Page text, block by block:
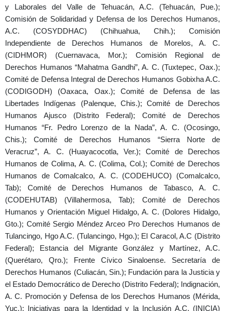
y Laborales del Valle de Tehuacán, A.C. (Tehuacán, Pue.);
Comisión de Solidaridad y Defensa de los Derechos Humanos,
A.C. (COSYDDHAC) (Chihuahua, Chih.); Comisión
Independiente de Derechos Humanos de Morelos, A. C.
(CIDHMOR) (Cuernavaca, Mor.); Comisión Regional de
Derechos Humanos “Mahatma Gandhi”, A. C. (Tuxtepec, Oax.);
Comité de Defensa Integral de Derechos Humanos Gobixha A.C.
(CODIGODH) (Oaxaca, Oax.); Comité de Defensa de las
Libertades Indígenas (Palenque, Chis.); Comité de Derechos
Humanos Ajusco (Distrito Federal); Comité de Derechos
Humanos “Fr. Pedro Lorenzo de la Nada”, A. C. (Ocosingo,
Chis.); Comité de Derechos Humanos “Sierra Norte de
Veracruz”, A. C. (Huayacocotla, Ver.); Comité de Derechos
Humanos de Colima, A. C. (Colima, Col.); Comité de Derechos
Humanos de Comalcalco, A. C. (CODEHUCO) (Comalcalco,
Tab); Comité de Derechos Humanos de Tabasco, A. C.
(CODEHUTAB) (Villahermosa, Tab); Comité de Derechos
Humanos y Orientación Miguel Hidalgo, A. C. (Dolores Hidalgo,
Gto.); Comité Sergio Méndez Arceo Pro Derechos Humanos de
Tulancingo, Hgo A.C. (Tulancingo, Hgo.); El Caracol, A.C (Distrito
Federal); Estancia del Migrante González y Martínez, A.C.
(Querétaro, Qro.); Frente Cívico Sinaloense. Secretaría de
Derechos Humanos (Culiacán, Sin.); Fundación para la Justicia y
el Estado Democrático de Derecho (Distrito Federal); Indignación,
A. C. Promoción y Defensa de los Derechos Humanos (Mérida,
Yuc.); Iniciativas para la Identidad y la Inclusión A.C. (INICIA)